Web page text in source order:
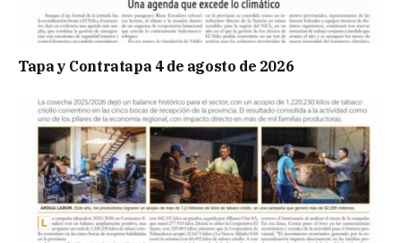
Tapa y Contratapa 4 de agosto de 2026